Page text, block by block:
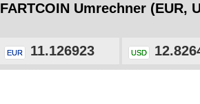
FARTCOIN Umrechner (EUR,
EUR 11.126923 USD